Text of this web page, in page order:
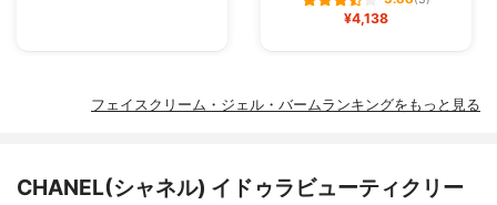
¥4,138
フェイスクリーム・ジェル・バームランキングをもっと見る
CHANEL(シャネル) イドゥラビューティクリー